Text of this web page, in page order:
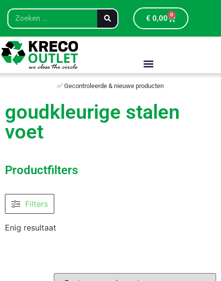
€ 0,00 0
✅ Gecontroleerde & nieuwe producten
goudkleurige stalen
voet
Productfilters
Filters
Enig resultaat